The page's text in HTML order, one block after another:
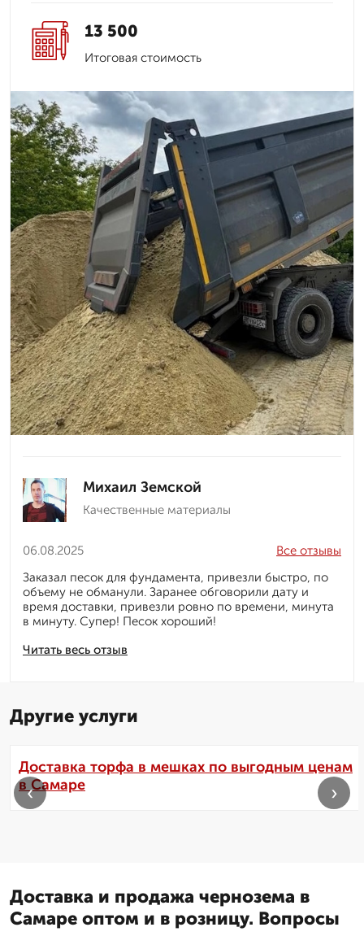
13 500
Итоговая стоимость
Михаил Земской
Качественные материалы
06.08.2025
Читать весь отзыв
Все отзывы
Заказал песок для фундамента, привезли быстро, по
объему не обманули. Заранее обговорили дату и
время доставки, привезли ровно по времени, минута
в минуту. Супер! Песок хороший!
Другие услуги
Доставка торфа в мешках по выгодным ценам
в Самаре
‹ ›
Доставка и продажа чернозема в
Самаре оптом и в розницу. Вопросы